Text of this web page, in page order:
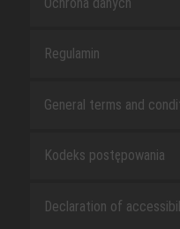
Regulamin
General terms and
Kodeks postępowania
Declaration of